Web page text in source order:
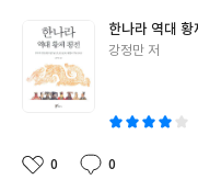
은 저자에게는 꿈이라는 유토피아라는 것에 비유했던 것일수도 있
다.. 이 대표적인 표현으로 저자는 루마니아 사람인데.. 자신의 모국
어를 사용하지 못하고 프
신의 모습을 표현하는 내용을 보면서 저자의 심정을 잘 알수 있는 내
용들로 가득하였다. 대한민국이라는 나라도 일제 강점기에 한글을
사용하지 못하고 일본어
우와 같을 거라고 생각이 들었다. 사용하고 싶은 언어가 있지만 사용
설명밖에 알고 있지 않을 거라고 생각한다. 나 조차도 이 책을 읽기
전에는 한나라의 21명의
다. 하지만 우리나라 역사와 왕들의 이야기처럼 한나라의 왕과 역사
의 이야기도 비교해 보니 비슷한 순서로 발
기를 시작으로 시간이 지남에
한나라 역대 황
글
강정만 저
좋
0
댓
0
작